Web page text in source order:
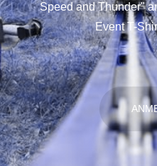
Speed and Thunder"
Event T-